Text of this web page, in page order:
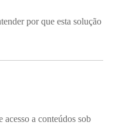
por que esta solução
a conteúdos sob